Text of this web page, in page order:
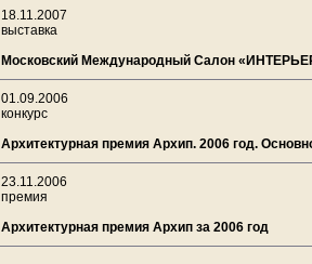
18.11.2007
выставка
Московский Международный Салон
01.09.2006
конкурс
Архитектурная премия Архип. 2006 год.
23.11.2006
премия
Архитектурная премия Архип за 2006 год